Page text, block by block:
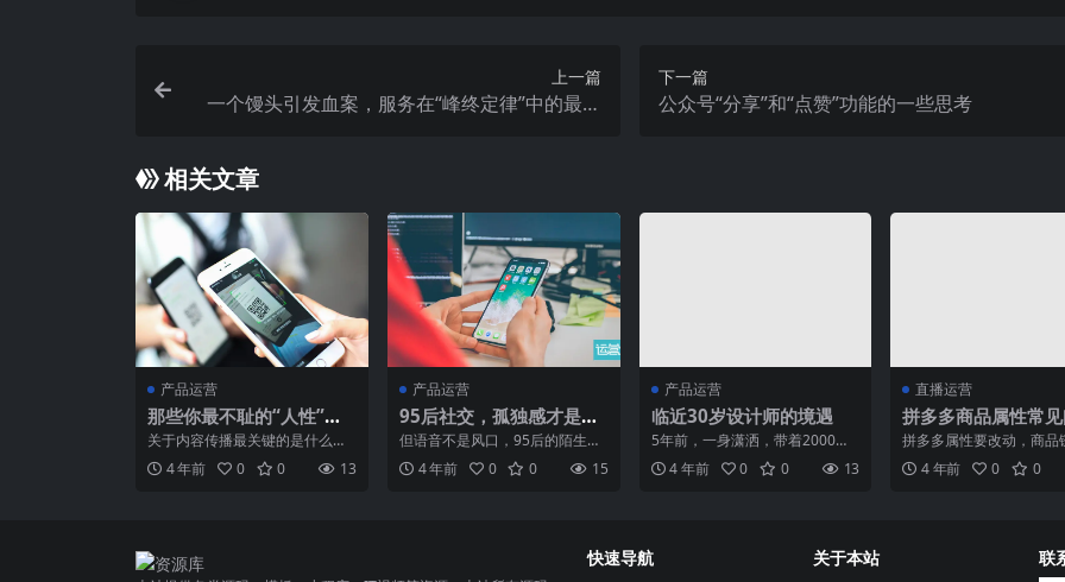
上一篇
一个馒头引发血案，服务在“峰终定律”中的最大
下一篇
公众号“分享”和“点赞”功能的一些思考
相关文章
产品运营
那些你最不耻的“人性”，
才是内容传播必备的修行
关于内容传播最关键的是什么，
可能每个人都有不同的看法。而
本篇作者认为，那些你最不...
4 年前 0 0 13
产品运营
95后社交，孤独感才是更
大驱动力
但语音不是风口，95后的陌生人
交友市场才是。市场仍然在等待
一款更优质的陌生人交友...
4 年前 0 0 15
产品运营
临近30岁设计师的境遇
5年前，一身潇洒，带着2000
块，还未找到工作就直接来到了
北京，现在想来还真是年...
4 年前 0 0 13
直播运营
拼多多商品属性常
拼多多属性要改动，商品
不会受影响？商品属性里
的品牌，要怎么填写？今
4 年前 0 0
快速导航
关于本站
联